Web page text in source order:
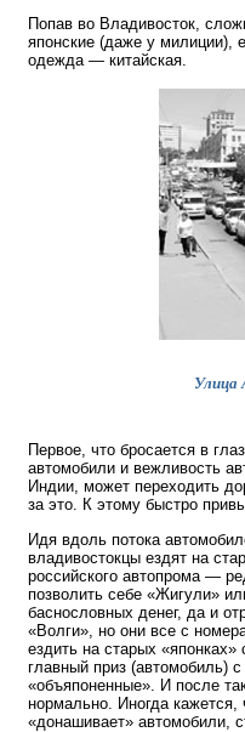
Попав во Владивосток,
японские (даже у милиции),
одежда — китайская.
Улица
Первое, что бросается в
автомобили и вежливость
Индии, может переходить
за это. К этому быстро
Идя вдоль потока
владивостокцы ездят на
российского автопрома —
позволить себе «Жигули»
баснословных денег, да и
«Волги», но они все с
ездить на старых
главный приз (автомобиль)
«объяпоненные». И после
нормально. Иногда
«донашивает» автомобили,